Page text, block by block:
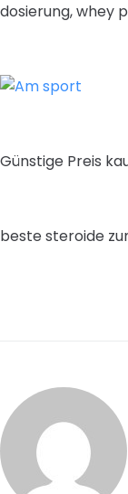
dosierung, whey
Günstige Preis
beste steroide